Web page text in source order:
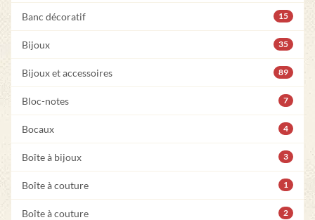
Banc décoratif 15
Bijoux 35
Bijoux et accessoires 89
Bloc-notes 7
Bocaux 4
Boîte à bijoux 3
Boîte à couture 1
Boîte à couture 2